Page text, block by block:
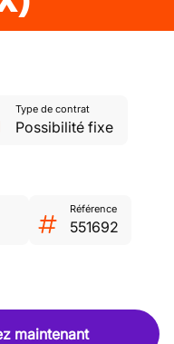
Type de contrat
Possibilité fixe
Référence
551692
maintenant